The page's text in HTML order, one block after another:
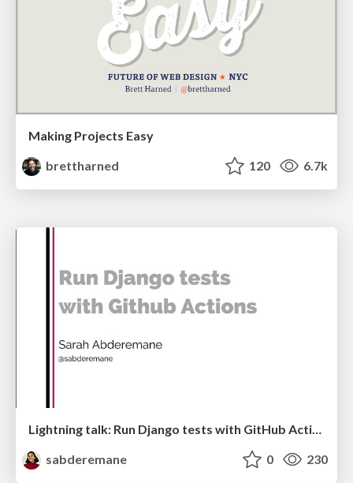
Making Projects Easy
brettharned
120 6.7k
Lightning talk: Run Django tests with GitHub Actions
sabderemane
0 230